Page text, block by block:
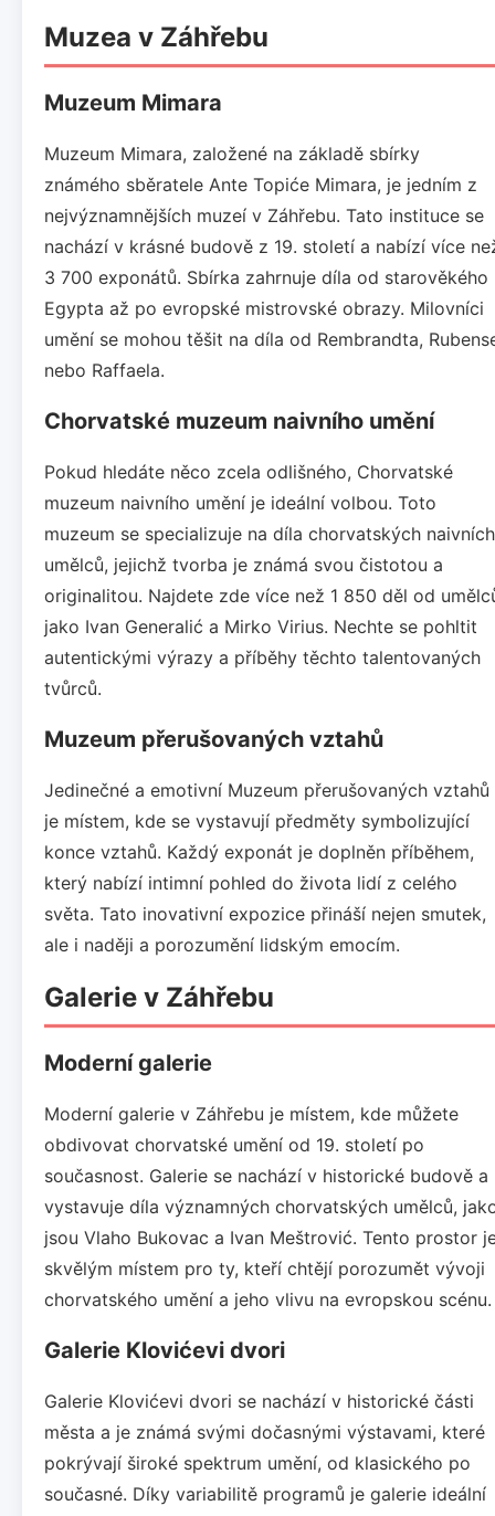
Muzea v Záhřebu
Muzeum Mimara
Muzeum Mimara, založené na základě sbírky
známého sběratele Ante Topiće Mimara, je jedním z
nejvýznamnějších muzeí v Záhřebu. Tato instituce se
nachází v krásné budově z 19. století a nabízí více
3 700 exponátů. Sbírka zahrnuje díla od starověkého
Egypta až po evropské mistrovské obrazy. Milovníci
umění se mohou těšit na díla od Rembrandta,
nebo Raffaela.
Chorvatské muzeum naivního umění
Pokud hledáte něco zcela odlišného, Chorvatské
muzeum naivního umění je ideální volbou. Toto
muzeum se specializuje na díla chorvatských naivních
umělců, jejichž tvorba je známá svou čistotou a
originalitou. Najdete zde více než 1 850 děl od
jako Ivan Generalić a Mirko Virius. Nechte se pohltit
autentickými výrazy a příběhy těchto talentovaných
tvůrců.
Muzeum přerušovaných vztahů
Jedinečné a emotivní Muzeum přerušovaných vztahů
je místem, kde se vystavují předměty symbolizující
konce vztahů. Každý exponát je doplněn příběhem,
který nabízí intimní pohled do života lidí z celého
světa. Tato inovativní expozice přináší nejen smutek,
ale i naději a porozumění lidským emocím.
Galerie v Záhřebu
Moderní galerie
Moderní galerie v Záhřebu je místem, kde můžete
obdivovat chorvatské umění od 19. století po
současnost. Galerie se nachází v historické budově a
vystavuje díla významných chorvatských umělců,
jsou Vlaho Bukovac a Ivan Meštrović. Tento prostor
skvělým místem pro ty, kteří chtějí porozumět vývoji
chorvatského umění a jeho vlivu na evropskou scénu.
Galerie Klovićevi dvori
Galerie Klovićevi dvori se nachází v historické části
města a je známá svými dočasnými výstavami, které
pokrývají široké spektrum umění, od klasického po
současné. Díky variabilitě programů je galerie ideální